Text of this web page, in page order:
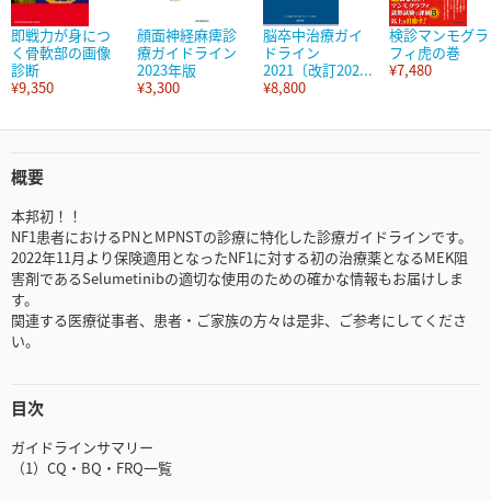
即戦力が身につ
く骨軟部の画像
診断
¥9,350
顔面神経麻痺診
療ガイドライン
2023年版
¥3,300
脳卒中治療ガイ
ドライン
2021〔改訂202...
¥8,800
検診マンモグラ
フィ虎の巻
¥7,480
概要
本邦初！！
NF1患者におけるPNとMPNSTの診療に特化した診療ガイドラインです。
2022年11月より保険適用となったNF1に対する初の治療薬となるMEK阻
害剤であるSelumetinibの適切な使用のための確かな情報もお届けしま
す。
関連する医療従事者、患者・ご家族の方々は是非、ご参考にしてくださ
い。
目次
ガイドラインサマリー
（1）CQ・BQ・FRQ一覧